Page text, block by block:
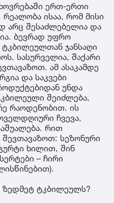
ერთ-ერთი
ისაა, რომ მისი
არც შესაძლებელია და
ბევრად უფრო
ტკბილეულთან ჯანსაღი
სასურველია, შაქარი
ამ ასაკამდე
და საკვები
უნდა
შეიძლება,
რაოდენობით. ის
ჩვევა,
რით
შევთავაზოთ: სეზონური
ხილით, შინ
– ჩირი
ტკბილეულს?